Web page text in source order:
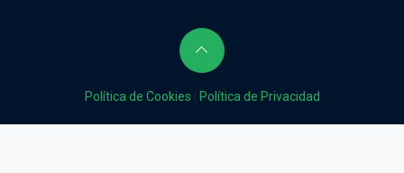
Política de Cookies Política de Privacidad